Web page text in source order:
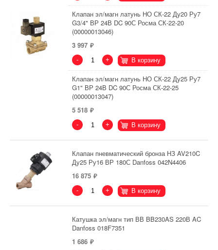
Клапан эл/магн латунь НО СК-22 Ду20 Ру7
G3/4" ВР 24В DC 90С Росма СК-22-20
(00000013046)
3 997
- + В корзину
Клапан эл/магн латунь НО СК-22 Ду25 Ру7
G1" ВР 24В DC 90С Росма СК-22-25
(00000013047)
5 518
- + В корзину
Клапан пневматический бронза НЗ AV210C
Ду25 Ру16 ВР 180С Danfoss 042N4406
16 875
- + В корзину
Катушка эл/магн тип ВВ BB230AS 220В AC
Danfoss 018F7351
1 686